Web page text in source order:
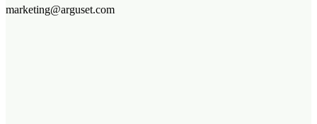
marketing@arguset.com